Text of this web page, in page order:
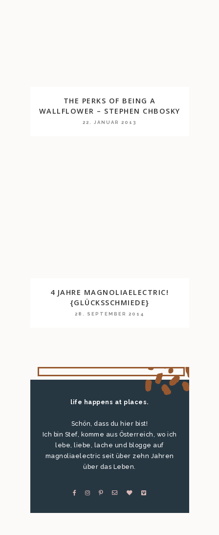
THE PERKS OF BEING A
WALLFLOWER – STEPHEN CHBOSKY
22. JANUAR 2013
4 JAHRE MAGNOLIAELECTRIC!
{GLÜCKSSCHMIEDE}
28. SEPTEMBER 2014
life happens at places.
Schön, dass du hier bist!
Ich bin Stef, komme aus Österreich, wo ich
lebe, liebe, lache und blogge auf
magnoliaelectric seit über zehn Jahren
über das Leben.